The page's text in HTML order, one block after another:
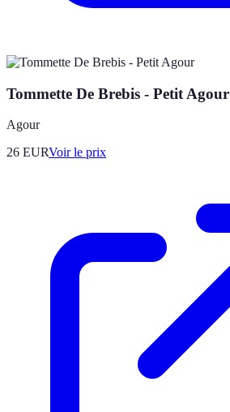
Tommette De Brebis - Petit Agour
Agour
26 EURVoir le prix